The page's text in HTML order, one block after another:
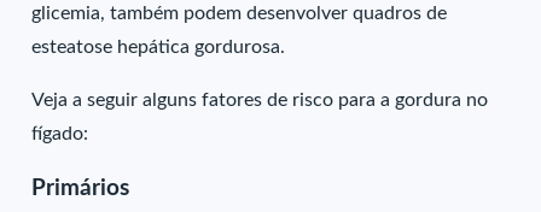
glicemia, também podem desenvolver quadros de
esteatose hepática gordurosa.
Veja a seguir alguns fatores de risco para a gordura no
fígado:
Primários